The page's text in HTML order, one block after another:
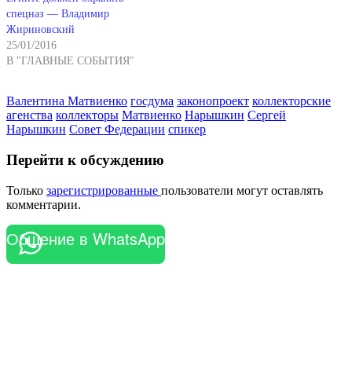
спецназ — Владимир
Жириновский
25/01/2016
В "ГЛАВНЫЕ СОБЫТИЯ"
Валентина Матвиенко госдума законопроект коллекторские
агенства коллекторы Матвиенко Нарышкин Сергей
Нарышкин Совет Федерации спикер
Перейти к обсуждению
Только зарегистрированные пользователи могут оставлять
комментарии.
Общение в WhatsApp